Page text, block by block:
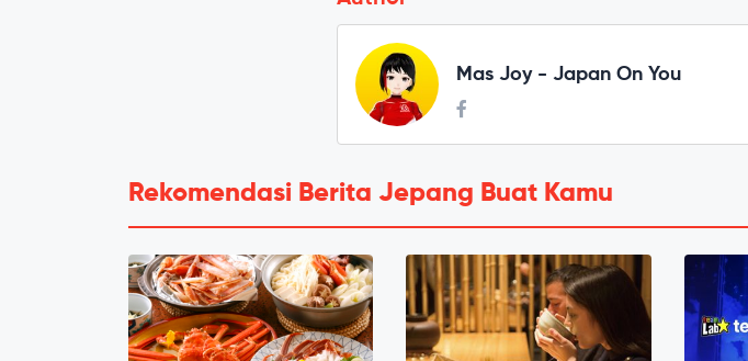
Mas Joy - Japan On You
Rekomendasi Berita Jepang Buat Kamu